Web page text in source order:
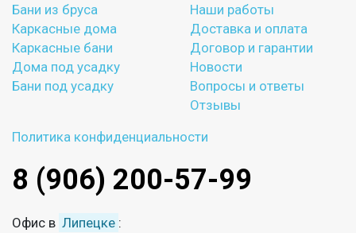
Бани из бруса
Каркасные дома
Каркасные бани
Дома под усадку
Бани под усадку
Наши работы
Доставка и оплата
Договор и гарантии
Новости
Вопросы и ответы
Отзывы
Политика конфиденциальности
8 (906) 200-57-99
Офис в Липецке :